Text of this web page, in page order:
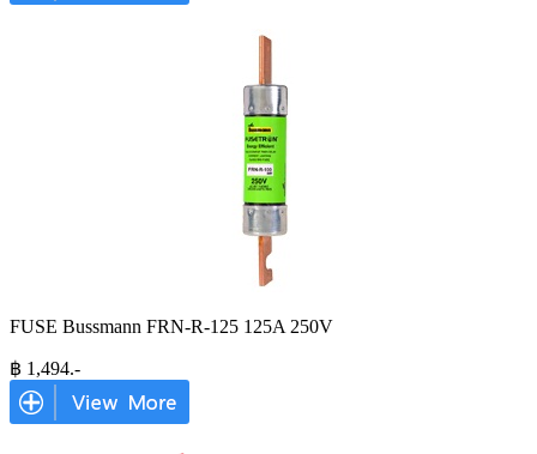
FUSE Bussmann FRN-R-125 125A 250V
฿ 1,494.-